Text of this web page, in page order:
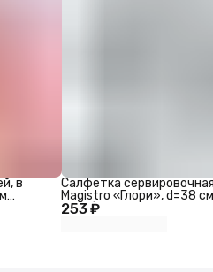
в
253 ₽
Салфетка
Magistro «Глори», d=38
серебряная